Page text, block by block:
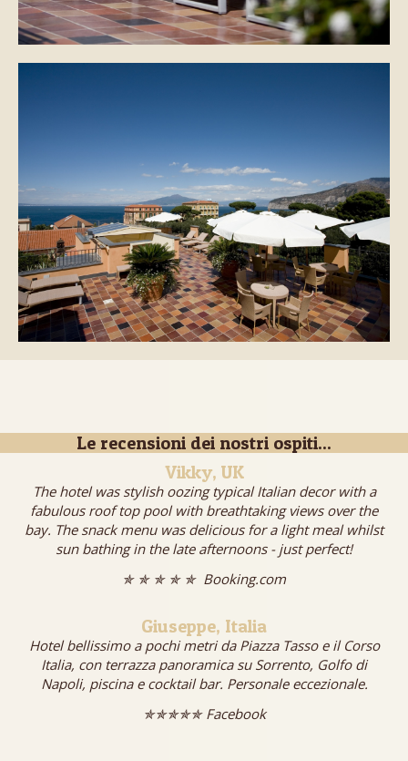
Le recensioni dei nostri ospiti...
Vikky, UK
The hotel was stylish oozing typical Italian decor with a
fabulous roof top pool with breathtaking views over the
bay. The snack menu was delicious for a light meal whilst
sun bathing in the late afternoons - just perfect!
✯ ✯ ✯ ✯ ✯ Booking.com
Giuseppe, Italia
Hotel bellissimo a pochi metri da Piazza Tasso e il Corso
Italia, con terrazza panoramica su Sorrento, Golfo di
Napoli, piscina e cocktail bar. Personale eccezionale.
✯✯✯✯✯ Facebook